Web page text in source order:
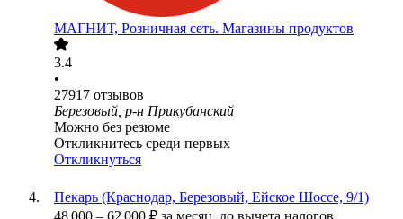
МАГНИТ, Розничная сеть. Магазины продуктов
3.4
•
27917 отзывов
Березовый, р-н Прикубанский
Можно без резюме
Откликнитесь среди первых
Откликнуться
Пекарь (Краснодар, Березовый, Ейское Шоссе, 9/1)